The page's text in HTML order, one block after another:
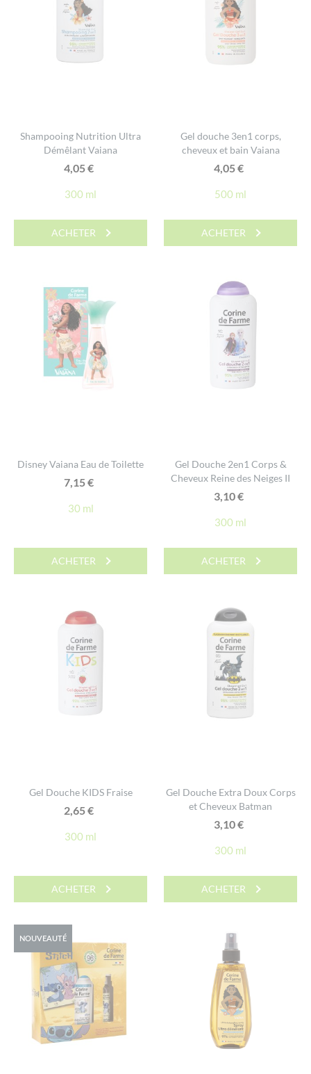
Shampooing Nutrition Ultra
Démêlant Vaiana
4,05€
300 ml
ACHETER
Gel douche 3en1 corps,
cheveux et bain Vaiana
4,05€
500 ml
ACHETER
Disney Vaiana Eau de Toilette
7,15€
30 ml
ACHETER
Gel Douche 2en1 Corps &
Cheveux Reine des Neiges II
3,10€
300 ml
ACHETER
Gel Douche KIDS Fraise
2,65€
300 ml
ACHETER
Gel Douche Extra Doux Corps
et Cheveux Batman
3,10€
300 ml
ACHETER
NOUVEAUTÉ